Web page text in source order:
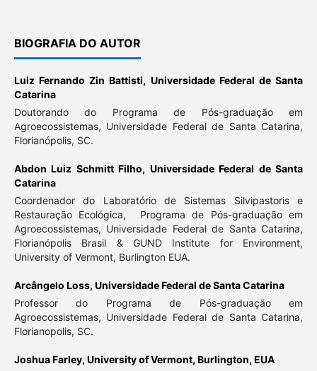
BIOGRAFIA DO AUTOR
Luiz Fernando Zin Battisti, Universidade Federal de Santa
Catarina
Doutorando do Programa de Pós-graduação em
Agroecossistemas, Universidade Federal de Santa Catarina,
Florianópolis, SC.
Abdon Luiz Schmitt Filho, Universidade Federal de Santa
Catarina
Coordenador do Laboratório de Sistemas Silvipastoris e
Restauração Ecológica, Programa de Pós-graduação em
Agroecossistemas, Universidade Federal de Santa Catarina,
Florianópolis Brasil & GUND Institute for Environment,
University of Vermont, Burlington EUA.
Arcângelo Loss, Universidade Federal de Santa Catarina
Professor do Programa de Pós-graduação em
Agroecossistemas, Universidade Federal de Santa Catarina,
Florianopolis, SC.
Joshua Farley, University of Vermont, Burlington, EUA